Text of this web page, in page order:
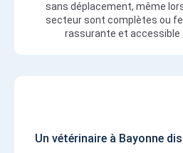
sans déplacement, même
secteur sont complètes ou
rassurante et accessible
Un vétérinaire à Bayonne